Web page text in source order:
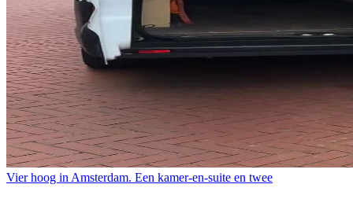
Vier hoog in Amsterdam. Een kamer-en-suite en twee